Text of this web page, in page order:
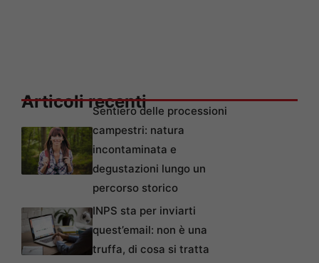
Articoli recentiSentiero delle processioni
campestri: natura
incontaminata e
degustazioni lungo un
percorso storico
INPS sta per inviarti
quest’email: non è una
truffa, di cosa si tratta